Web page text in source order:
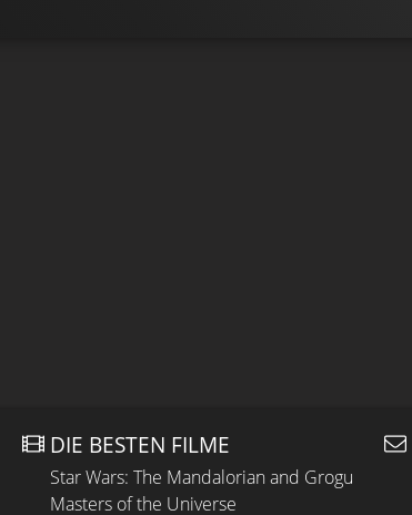
DIE BESTEN FILME
Star Wars: The Mandalorian and Grogu
Masters of the Universe